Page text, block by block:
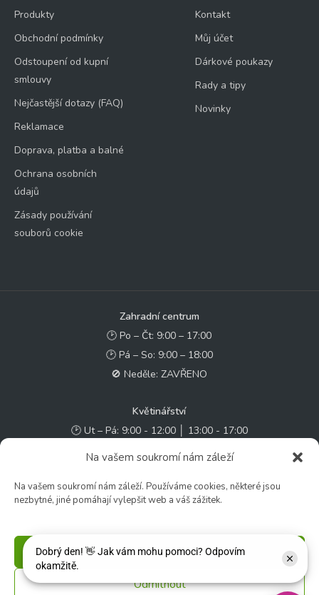
Na vašem soukromí nám záleží
Na vašem soukromí nám záleží. Používáme cookies, některé jsou
nezbytné, jiné pomáhají vylepšit web a váš zážitek.
Příjmout
Odmítnout
Produkty
Obchodní podmínky
Odstoupení od kupní
smlouvy
Nejčastější dotazy (FAQ)
Reklamace
Doprava, platba a balné
Ochrana osobních
údajů
Zásady používání
souborů cookie
Kontakt
Můj účet
Dárkové poukazy
Rady a tipy
Novinky
Zahradní centrum
🕑 Po – Čt: 9:00 – 17:00
🕑 Pá – So: 9:00 – 18:00
🚫 Neděle: ZAVŘENO
Květinářství
🕑 Ut – Pá: 9:00 - 12:00 │ 13:00 - 17:00
🕑 So: 9:00 – 15:00
Rychlý kontakt: